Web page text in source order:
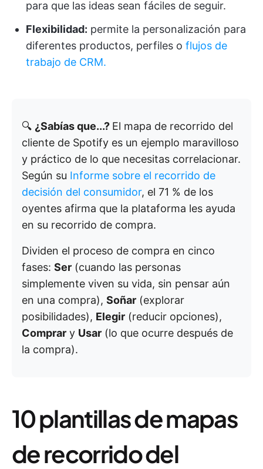
para que las ideas sean fáciles de seguir.
Flexibilidad: permite la personalización para
diferentes productos, perfiles o flujos de
trabajo de CRM.
🔍 ¿Sabías que...? El mapa de recorrido del
cliente de Spotify es un ejemplo maravilloso
y práctico de lo que necesitas correlacionar.
Según su Informe sobre el recorrido de
decisión del consumidor, el 71 % de los
oyentes afirma que la plataforma les ayuda
en su recorrido de compra.
Dividen el proceso de compra en cinco
fases: Ser (cuando las personas
simplemente viven su vida, sin pensar aún
en una compra), Soñar (explorar
posibilidades), Elegir (reducir opciones),
Comprar y Usar (lo que ocurre después de
la compra).
10 plantillas de mapas
de recorrido del